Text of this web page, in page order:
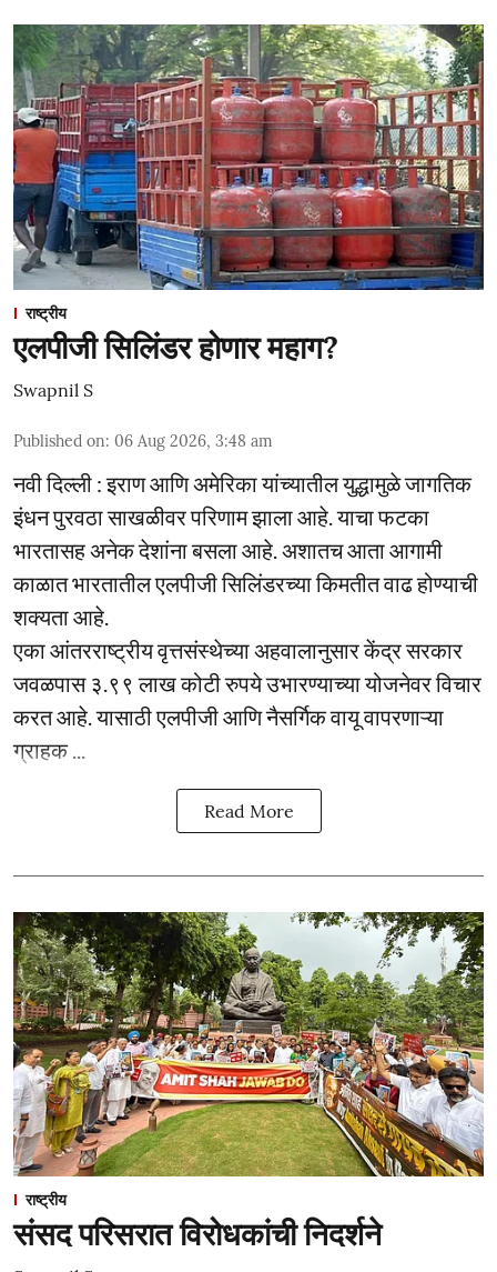
राष्ट्रीय
एलपीजी सिलिंडर होणार महाग?
Swapnil S
Published on: 06 Aug 2026, 3:48 am
नवी दिल्ली : इराण आणि अमेरिका यांच्यातील युद्धामुळे जागतिक
इंधन पुरवठा साखळीवर परिणाम झाला आहे. याचा फटका
भारतासह अनेक देशांना बसला आहे. अशातच आता आगामी
काळात भारतातील एलपीजी सिलिंडरच्या किमतीत वाढ होण्याची
शक्यता आहे.
एका आंतरराष्ट्रीय वृत्तसंस्थेच्या अहवालानुसार केंद्र सरकार
जवळपास ३.९९ लाख कोटी रुपये उभारण्याच्या योजनेवर विचार
करत आहे. यासाठी एलपीजी आणि नैसर्गिक वायू वापरणाऱ्या
ग्राहक ...
Read More
राष्ट्रीय
संसद परिसरात विरोधकांची निदर्शने